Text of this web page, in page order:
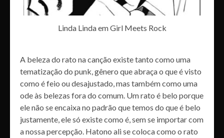
Linda Linda em Girl Meets Rock
A beleza do rato na canção existe tanto como uma
tematização do punk, gênero que abraça o que é visto
como é feio ou desajustado, mas também como uma
ode às belezas fora do comum. Um rato é belo porque
ele não se encaixa no padrão que temos do que é belo
justamente, ele só existe como é, sem se importar com
a nossa percepção. Hatono ali se coloca como o rato